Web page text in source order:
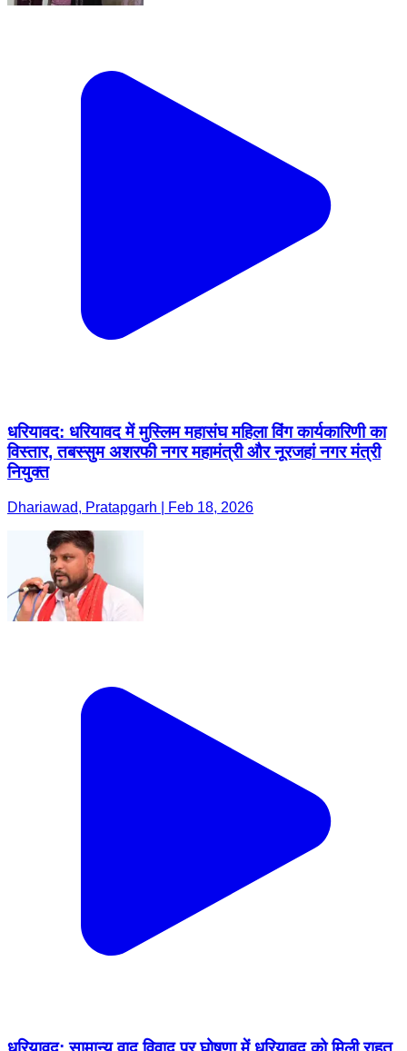
धरियावद: धरियावद में मुस्लिम महासंघ महिला विंग कार्यकारिणी का
विस्तार, तबस्सुम अशरफी नगर महामंत्री और नूरजहां नगर मंत्री
नियुक्त
Dhariawad, Pratapgarh | Feb 18, 2026